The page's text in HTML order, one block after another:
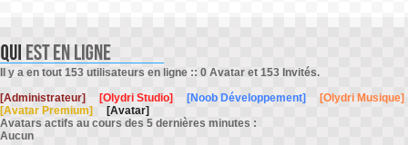
Il y a en tout 153 utilisateurs en ligne :: 0 Avatar et 153 Invités.
[Administrateur]
[Olydri Studio] [Noob Développement]
[Olydri Musique]
[Avatar Premium]
[Avatar]
Avatars actifs au cours des 5 dernières minutes :
Aucun